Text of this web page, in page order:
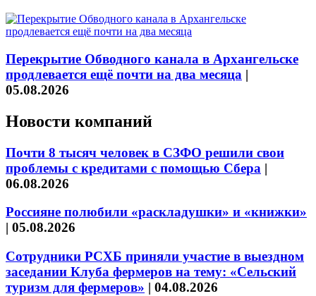
Перекрытие Обводного канала в Архангельске
продлевается ещё почти на два месяца |
05.08.2026
Новости компаний
Почти 8 тысяч человек в СЗФО решили свои
проблемы с кредитами с помощью Сбера |
06.08.2026
Россияне полюбили «раскладушки» и «книжки»
| 05.08.2026
Сотрудники РСХБ приняли участие в выездном
заседании Клуба фермеров на тему: «Сельский
туризм для фермеров» | 04.08.2026